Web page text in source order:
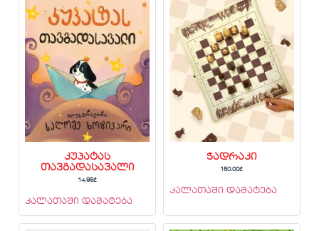
კუპატას
თავგადასავალი
14.95₾
კალათაში დამატება
ჭადრაკი
150.00₾
კალათაში დამატება